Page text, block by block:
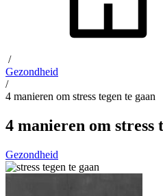
/
Gezondheid
/
4 manieren om stress tegen te gaan
4 manieren om stress
Gezondheid